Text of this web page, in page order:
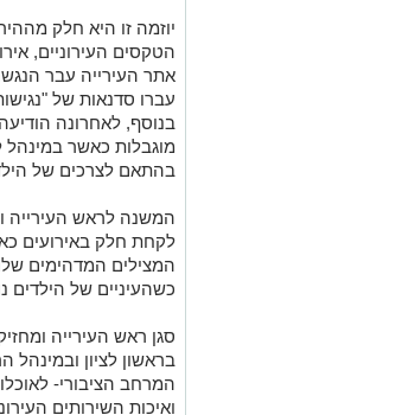
יוזמה זו היא חלק
הטקסים העירוניים,
אתר העירייה עבר
עברו סדנאות של
בנוסף, לאחרונה
מוגבלות כאשר במינהל
בהתאם לצרכים של
המשנה לראש העירייה
לקחת חלק באירועים
המצילים המדהימים
כשהעיניים של הילדים
סגן ראש העירייה
בראשון לציון
המרחב הציבורי-
ואיכות השירותים